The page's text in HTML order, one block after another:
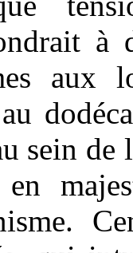
à
aux
sein de
en